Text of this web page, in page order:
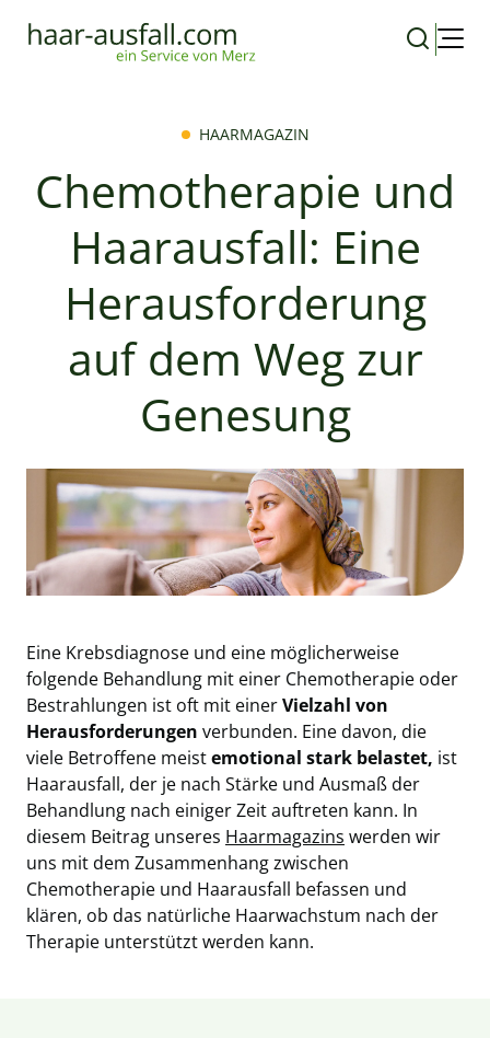
HAARMAGAZIN
Chemotherapie und
Haarausfall: Eine
Herausforderung
auf dem Weg zur
Genesung
Eine Krebsdiagnose und eine möglicherweise
folgende Behandlung mit einer Chemotherapie oder
Bestrahlungen ist oft mit einerVielzahl von
Herausforderungen verbunden. Eine davon, die
viele Betroffene meistemotional stark belastet, ist
Haarausfall, der je nach Stärke und Ausmaß der
Behandlung nach einiger Zeit auftreten kann. In
diesem Beitrag unseres Haarmagazins werden wir
uns mit dem Zusammenhang zwischen
Chemotherapie und Haarausfall befassen und
klären, ob das natürliche Haarwachstum nach der
Therapie unterstützt werden kann.